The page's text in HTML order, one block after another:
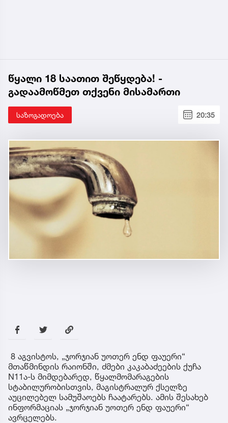
წყალი 18 საათით შეწყდება! -
გადაამოწმეთ თქვენი მისამართი
საზოგადოება 20:35
8 აგვისტოს, „ჯორჯიან უოთერ ენდ ფაუერი“
მთაწმინდის რაიონში, ძმები კაკაბაძეების ქუჩა
N11ა-ს მიმდებარედ, წყალმომარაგების
სტაბილურობისთვის, მაგისტრალურ ქსელზე
აუცილებელ სამუშაოებს ჩაატარებს. ამის შესახებ
ინფორმაციას „ჯორჯიან უოთერ ენდ ფაუერი“
ავრცელებს.